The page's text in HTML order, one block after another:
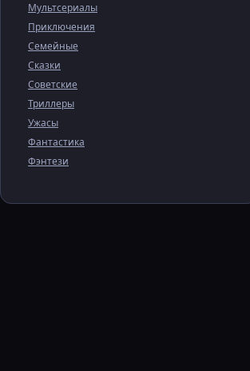
Мультсериалы
Приключения
Семейные
Сказки
Советские
Триллеры
Ужасы
Фантастика
Фэнтези